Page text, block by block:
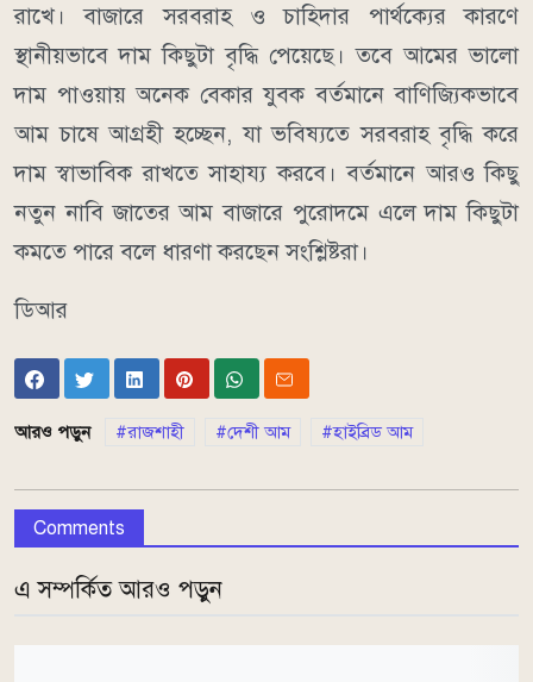
রাখে। বাজারে সরবরাহ ও চাহিদার পার্থক্যের কারণে
স্থানীয়ভাবে দাম কিছুটা বৃদ্ধি পেয়েছে। তবে আমের ভালো
দাম পাওয়ায় অনেক বেকার যুবক বর্তমানে বাণিজ্যিকভাবে
আম চাষে আগ্রহী হচ্ছেন, যা ভবিষ্যতে সরবরাহ বৃদ্ধি করে
দাম স্বাভাবিক রাখতে সাহায্য করবে। বর্তমানে আরও কিছু
নতুন নাবি জাতের আম বাজারে পুরোদমে এলে দাম কিছুটা
কমতে পারে বলে ধারণা করছেন সংশ্লিষ্টরা।
ডিআর
আরও পড়ুন রাজশাহী দেশী আম হাইব্রিড আম
Comments
এ সম্পর্কিত আরও পড়ুন